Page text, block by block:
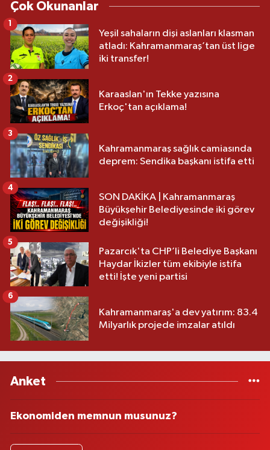
Çok Okunanlar
Yeşil sahaların dişi aslanları klasman
atladı: Kahramanmaraş’tan üst lige
iki transfer!
Karaaslan'ın Tekke yazısına
Erkoç'tan açıklama!
2
Kahramanmaraş sağlık camiasında
deprem: Sendika başkanı istifa etti
3
SON DAKİKA | Kahramanmaraş
Büyükşehir Belediyesinde iki görev
değişikliği!
4
Pazarcık'ta CHP’li Belediye Başkanı
Haydar İkizler tüm ekibiyle istifa
etti! İşte yeni partisi
5
Kahramanmaraş'a dev yatırım: 83.4
Milyarlık projede imzalar atıldı
6
Anket
Ekonomiden memnun musunuz?